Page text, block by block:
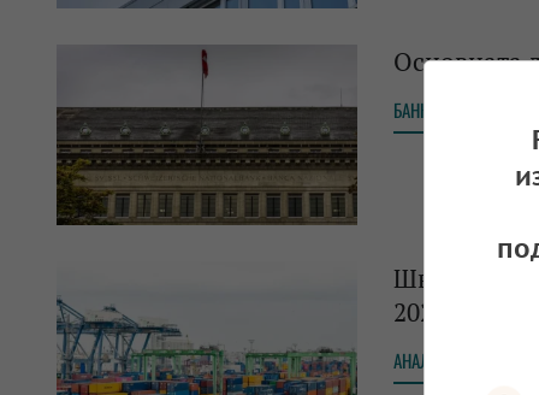
Основната
БАНКИ
2020 г.
АНАЛИЗИ